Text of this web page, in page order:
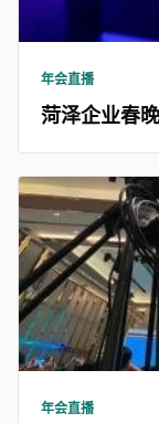
年会直播
菏泽企业春
年会直播